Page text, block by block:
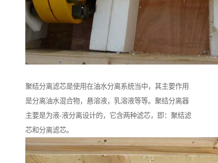
聚结分离滤芯是使用在油水分离系统当中，其主要作用
是分离油水混合物，悬溶液，乳溶液等等。聚结分离器
主要是为液-液分离设计的，它含两种滤芯，即：聚结滤
芯和分离滤芯。